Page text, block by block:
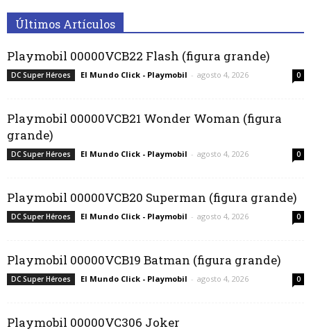
Últimos Artículos
Playmobil 00000VCB22 Flash (figura grande)
DC Super Héroes El Mundo Click - Playmobil - agosto 4, 2026 0
Playmobil 00000VCB21 Wonder Woman (figura
grande)
DC Super Héroes El Mundo Click - Playmobil - agosto 4, 2026 0
Playmobil 00000VCB20 Superman (figura grande)
DC Super Héroes El Mundo Click - Playmobil - agosto 4, 2026 0
Playmobil 00000VCB19 Batman (figura grande)
DC Super Héroes El Mundo Click - Playmobil - agosto 4, 2026 0
Playmobil 00000VC306 Joker